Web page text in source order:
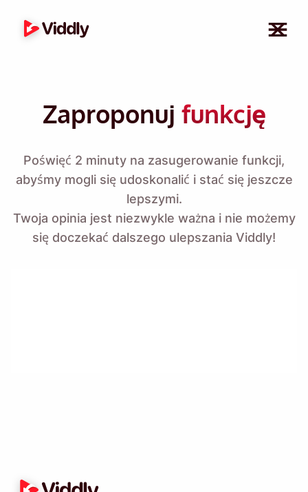
Zaproponuj funkcję
Poświęć 2 minuty na zasugerowanie funkcji,
abyśmy mogli się udoskonalić i stać się jeszcze
lepszymi.
Twoja opinia jest niezwykle ważna i nie możemy
się doczekać dalszego ulepszania Viddly!